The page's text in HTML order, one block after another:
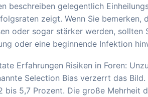
beschreiben gelegentlich
zeigt. Wenn Sie bemerken,
oder sogar stärker werden, sollten
oder eine beginnende Infektion
Erfahrungen Risiken in Foren:
Selection Bias verzerrt das
bis 5,7 Prozent. Die große Mehrheit